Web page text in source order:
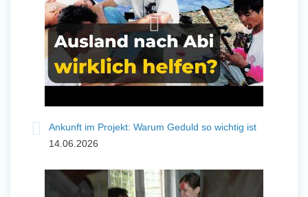
Ankunft im Projekt: Warum Geduld so wichtig ist
14.06.2026